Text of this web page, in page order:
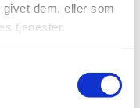
dem, eller som
tjenester.